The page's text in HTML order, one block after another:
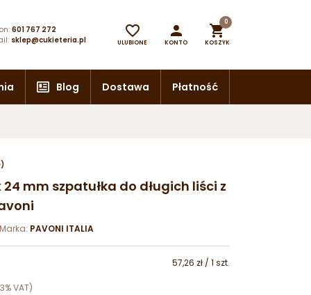
601 767 272
sklep@cukieteria.pl

ULUBIONE

KONTO

0
KOSZYK
Blog Dostawa Płatność
24 mm szpatułka do długich liści z
Marka: PAVONI ITALIA
VAT)
57,26 zł / 1 szt.